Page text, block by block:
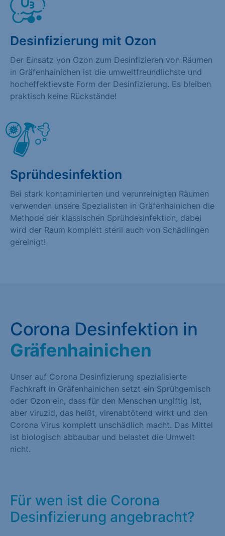
Desinfizierung mit Ozon
Der Einsatz von Ozon zum Desinfizieren von Räumen
in Gräfenhainichen ist die umweltfreundlichste und
hocheffektievste Form der Desinfizierung. Es bleiben
praktisch keine Rückstände!
Sprühdesinfektion
Bei stark kontaminierten und verunreinigten Räumen
verwenden unsere Spezialisten in Gräfenhainichen die
Methode der klassischen Sprühdesinfektion, dabei
wird der Raum komplett steril auch von Schädlingen
gereinigt!
Corona Desinfektion in
Gräfenhainichen
Unser auf Corona Desinfizierung spezialisierte
Fachkraft in Gräfenhainichen setzt ein Sprühgemisch
oder Ozon ein, dass für den Menschen ungiftig ist,
aber viruzid, das heißt, virenabtötend wirkt und den
Corona Virus komplett unschädlich macht. Das Mittel
ist biologisch abbaubar und belastet die Umwelt
nicht.
Für wen ist die Corona
Desinfizierung angebracht?